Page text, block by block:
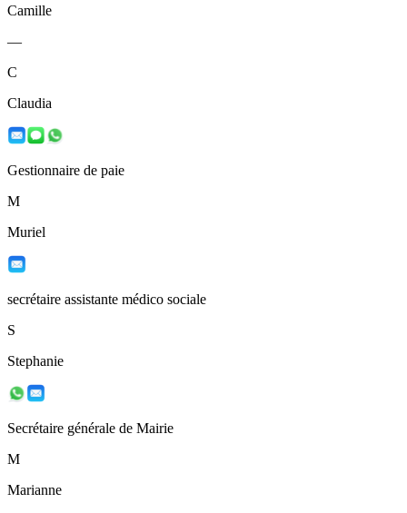
Camille
—
C
Claudia
Gestionnaire de paie
M
Muriel
secrétaire assistante médico sociale
S
Stephanie
Secrétaire générale de Mairie
M
Marianne